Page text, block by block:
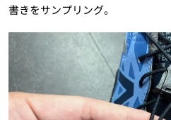
書きをサンプリング。